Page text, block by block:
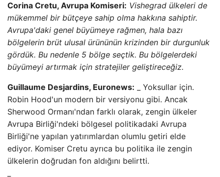
Corina Cretu, Avrupa Komiseri: Vishegrad ülkeleri de
mükemmel bir bütçeye sahip olma hakkına sahiptir.
Avrupa'daki genel büyümeye rağmen, hala bazı
bölgelerin brüt ulusal ürününün krizinden bir durgunluk
gördük. Bu nedenle 5 bölge seçtik. Bu bölgelerdeki
büyümeyi artırmak için stratejiler geliştireceğiz.
Guillaume Desjardins, Euronews: _ Yoksullar için.
Robin Hood'un modern bir versiyonu gibi. Ancak
Sherwood Ormanı'ndan farklı olarak, zengin ülkeler
Avrupa Birliği'ndeki bölgesel politikadaki Avrupa
Birliği'ne yapılan yatırımlardan olumlu getiri elde
ediyor. Komiser Cretu ayrıca bu politika ile zengin
ülkelerin doğrudan fon aldığını belirtti.